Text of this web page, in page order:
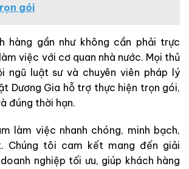
gói
hàng gần như không cần phải trực
việc với cơ quan nhà nước. Mọi thủ
ngũ luật sư và chuyên viên pháp lý
Dương Gia hỗ trợ thực hiện trọn gói,
đúng thời hạn.
làm việc nhanh chóng, minh bạch,
Chúng tôi cam kết mang đến giải
nghiệp tối ưu, giúp khách hàng